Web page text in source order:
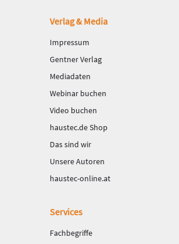
Verlag & Media
Impressum
Gentner Verlag
Mediadaten
Webinar buchen
Video buchen
haustec.de Shop
Das sind wir
Unsere Autoren
haustec-online.at
Services
Fachbegriffe